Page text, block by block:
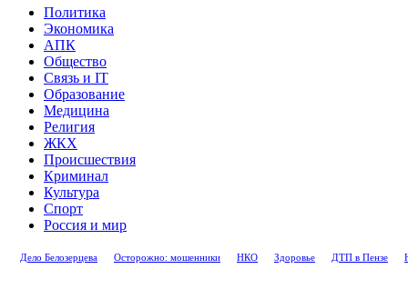
Политика
Экономика
АПК
Общество
Связь и IT
Образование
Медицина
Религия
ЖКХ
Происшествия
Криминал
Культура
Спорт
Россия и мир
Дело Белозерцева Осторожно: мошенники НКО Здоровье ДТП в Пензе